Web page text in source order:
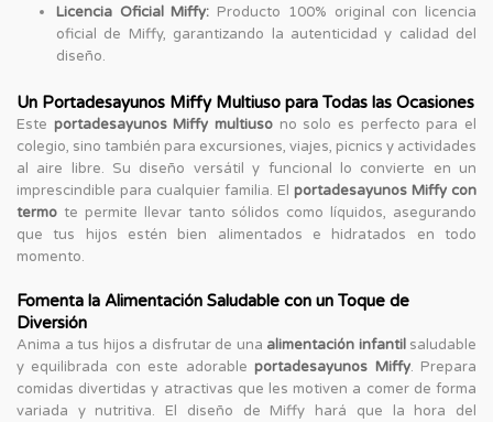
Licencia Oficial Miffy: Producto 100% original con licencia
oficial de Miffy, garantizando la autenticidad y calidad del
diseño.
Un Portadesayunos Miffy Multiuso para Todas las Ocasiones
Este portadesayunos Miffy multiuso no solo es perfecto para el
colegio, sino también para excursiones, viajes, picnics y actividades
al aire libre. Su diseño versátil y funcional lo convierte en un
imprescindible para cualquier familia. El portadesayunos Miffy con
termo te permite llevar tanto sólidos como líquidos, asegurando
que tus hijos estén bien alimentados e hidratados en todo
momento.
Fomenta la Alimentación Saludable con un Toque de
Diversión
Anima a tus hijos a disfrutar de una alimentación infantilsaludable
y equilibrada con este adorableportadesayunos Miffy. Prepara
comidas divertidas y atractivas que les motiven a comer de forma
variada y nutritiva. El diseño de Miffy hará que la hora del